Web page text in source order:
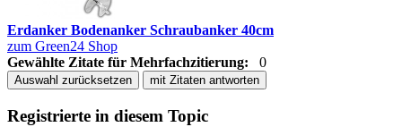
Erdanker Bodenanker Schraubanker 40cm
zum Green24 Shop
Gewählte Zitate für Mehrfachzitierung:
0
Auswahl zurücksetzen mit Zitaten antworten
Registrierte in diesem Topic